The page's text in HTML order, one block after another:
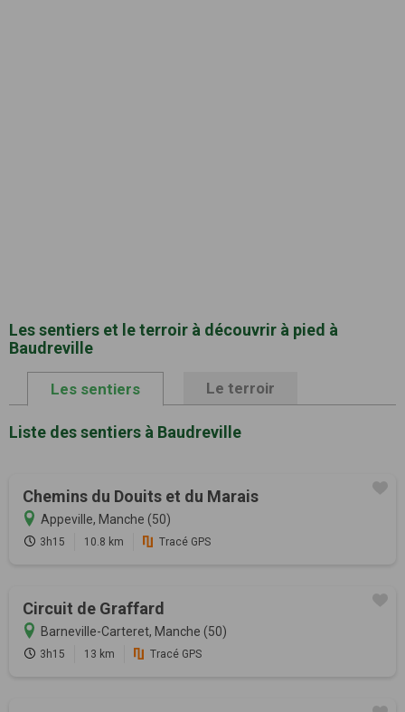
Les sentiers et le terroir à découvrir à pied à
Baudreville
Les sentiers Le terroir
Liste des sentiers à Baudreville
Chemins du Douits et du Marais
Appeville, Manche (50)
3h15 10.8 km Tracé GPS
Circuit de Graffard
Barneville-Carteret, Manche (50)
3h15 13 km Tracé GPS